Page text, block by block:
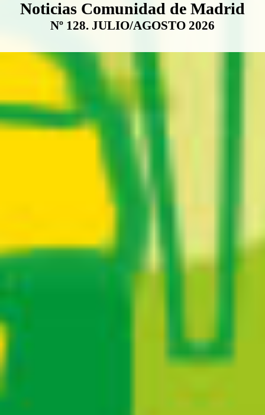
Boletín Noticias Comunidad de
Noticias Comunidad de Madrid
Nº 128. JULIO/AGOSTO 2026